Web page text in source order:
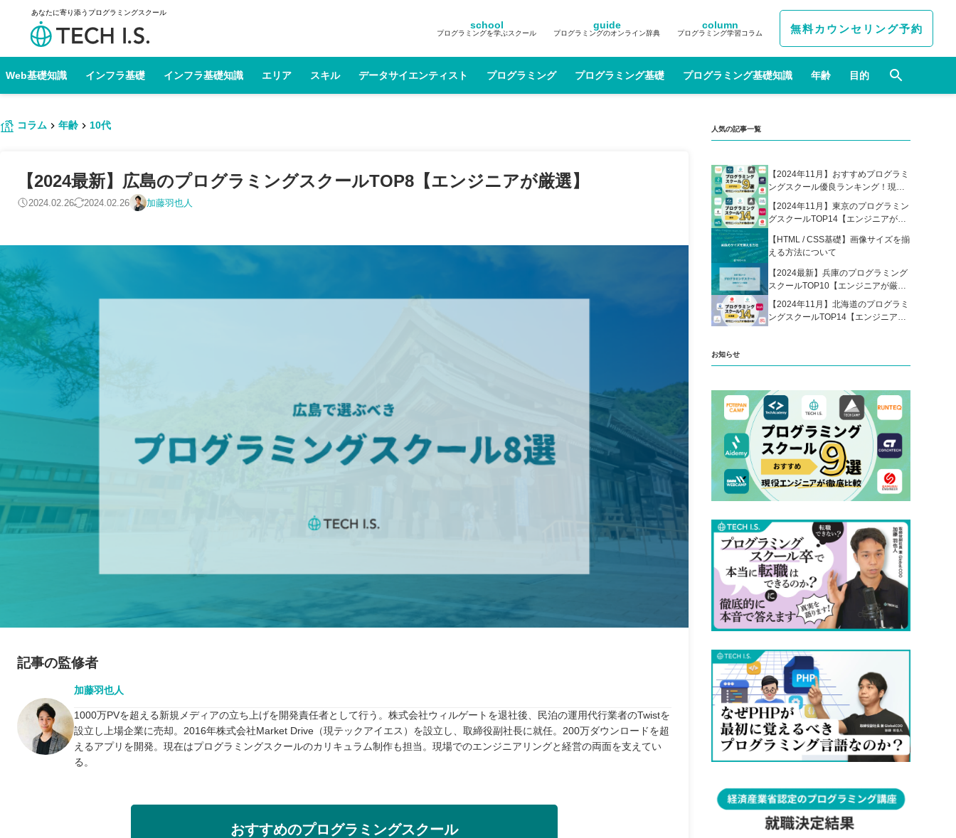
あなたに寄り添うプログラミングスクール
school
プログラミングを学ぶスクール
guide
プログラミングのオンライン辞典
column
プログラミング学習コラム 無料カウンセリング予約
Web基礎知識 インフラ基礎 インフラ基礎知識 エリア スキル データサイエンティスト プログラミング プログラミング基礎 プログラミング基礎知識 年齢 目的
コラム 年齢 10代
【2024最新】広島のプログラミングスクールTOP8【エンジニアが厳選】
2024.02.26 2024.02.26 加藤羽也人
記事の監修者
加藤羽也人
1000万PVを超える新規メディアの立ち上げを開発責任者として行う。株式会社ウィルゲートを退社後、民泊の運用代行業者のTwistを
設立し上場企業に売却。2016年株式会社Market Drive（現テックアイエス）を設立し、取締役副社長に就任。200万ダウンロードを超
えるアプリを開発。現在はプログラミングスクールのカリキュラム制作も担当。現場でのエンジニアリングと経営の両面を支えてい
る。
おすすめのプログラミングスクール
人気の記事一覧
【2024年11月】おすすめプログラミ
ングスクール優良ランキング！現役
エンジニアが選んだ人気プログラミ
ングスクールの比較表あり
【2024年11月】東京のプログラミン
グスクールTOP14【エンジニアが厳
【HTML / CSS基礎】画像サイズを揃
える方法について
【2024最新】兵庫のプログラミング
スクールTOP10【エンジニアが厳
選】
【2024年11月】北海道のプログラミ
ングスクールTOP14【エンジニアが
お知らせ